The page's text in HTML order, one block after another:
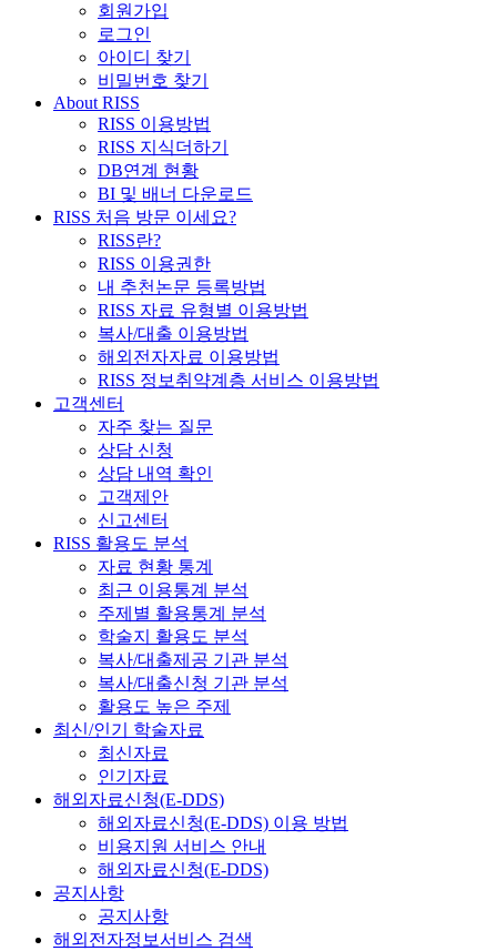
회원가입
로그인
아이디 찾기
비밀번호 찾기
About RISS
RISS 이용방법
RISS 지식더하기
DB연계 현황
BI 및 배너 다운로드
RISS 처음 방문 이세요?
RISS란?
RISS 이용권한
내 추천논문 등록방법
RISS 자료 유형별 이용방법
복사/대출 이용방법
해외전자자료 이용방법
RISS 정보취약계층 서비스 이용방법
고객센터
자주 찾는 질문
상담 신청
상담 내역 확인
고객제안
신고센터
RISS 활용도 분석
자료 현황 통계
최근 이용통계 분석
주제별 활용통계 분석
학술지 활용도 분석
복사/대출제공 기관 분석
복사/대출신청 기관 분석
활용도 높은 주제
최신/인기 학술자료
최신자료
인기자료
해외자료신청(E-DDS)
해외자료신청(E-DDS) 이용 방법
비용지원 서비스 안내
해외자료신청(E-DDS)
공지사항
공지사항
해외전자정보서비스 검색